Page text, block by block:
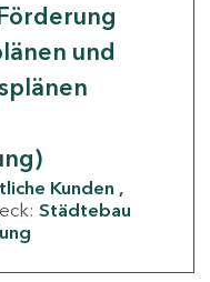
und
Kunden
Städtebau